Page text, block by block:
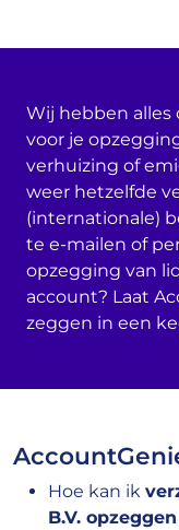
Wij hebben alles
voor je
verhuizing of
weer hetzelfde
(internationale)
te e-mailen of
opzegging van
account? Laat
zeggen in een
Hoe kan ik
B.V. opzeggen